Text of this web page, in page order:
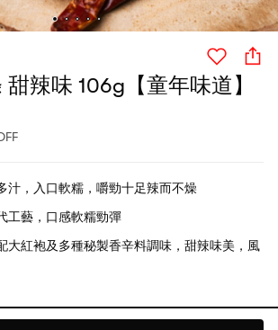
辣味 106g【童年味道】
汁，入口軟糯，嚼勁十足辣而不燥
工藝，口感軟糯勁彈
大紅袍及多種秘製香辛料調味，甜辣味美，風